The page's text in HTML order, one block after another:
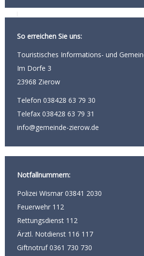
n
.
So erreichen Sie uns:
Touristisches Informations- und
Im Dorfe 3
23968 Zierow
Telefon 038428 63 79 30
Telefax 038428 63 79 31
info@gemeinde-zierow.de
Notfallnummern:
Polizei Wismar 03841 2030
Feuerwehr 112
Rettungsdienst 112
Ärztl. Notdienst 116 117
Giftnotruf 0361 730 730